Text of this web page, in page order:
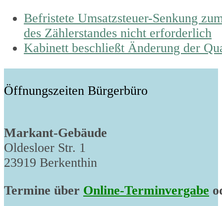
previous
post:
Befristete Umsatzsteuer-Senkung
des Zählerstandes nicht erforderlich
next
Kabinett beschließt Änderung der
Öffnungszeiten Bürgerbüro
Markant-Gebäude
Oldesloer Str. 1
23919 Berkenthin
Termine über Online-Terminvergabe